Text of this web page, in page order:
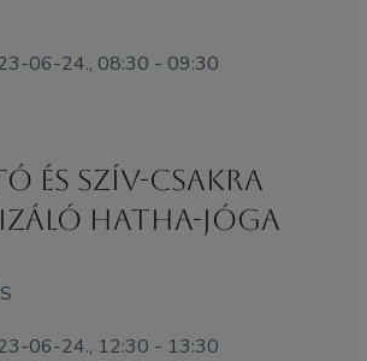
06-24., 08:30 - 09:30
és szív-csakra
hatha-jóga
06-24., 12:30 - 13:30